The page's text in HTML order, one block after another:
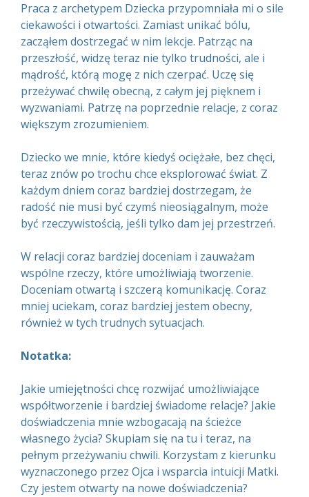
Praca z archetypem Dziecka przypomniała mi o sile
ciekawości i otwartości. Zamiast unikać bólu,
zacząłem dostrzegać w nim lekcje. Patrząc na
przeszłość, widzę teraz nie tylko trudności, ale i
mądrość, którą mogę z nich czerpać. Uczę się
przeżywać chwilę obecną, z całym jej pięknem i
wyzwaniami. Patrzę na poprzednie relacje, z coraz
większym zrozumieniem.
Dziecko we mnie, które kiedyś ociężałe, bez chęci,
teraz znów po trochu chce eksplorować świat. Z
każdym dniem coraz bardziej dostrzegam, że
radość nie musi być czymś nieosiągalnym, może
być rzeczywistością, jeśli tylko dam jej przestrzeń.
W relacji coraz bardziej doceniam i zauważam
wspólne rzeczy, które umożliwiają tworzenie.
Doceniam otwartą i szczerą komunikację. Coraz
mniej uciekam, coraz bardziej jestem obecny,
również w tych trudnych sytuacjach.
Notatka:
Jakie umiejętności chcę rozwijać umożliwiające
współtworzenie i bardziej świadome relacje? Jakie
doświadczenia mnie wzbogacają na ścieżce
własnego życia? Skupiam się na tu i teraz, na
pełnym przeżywaniu chwili. Korzystam z kierunku
wyznaczonego przez Ojca i wsparcia intuicji Matki.
Czy jestem otwarty na nowe doświadczenia?